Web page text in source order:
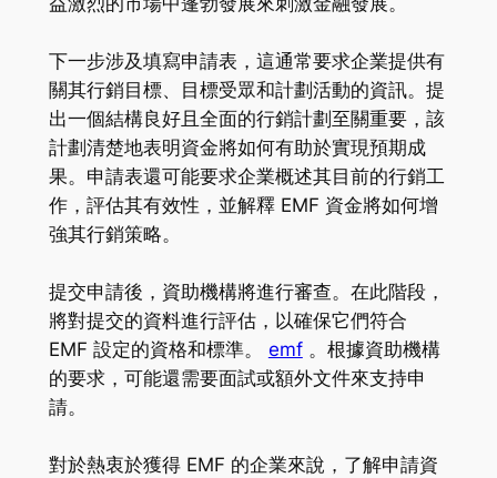
下一步涉及填寫申請表，這通常要求企業提供有
關其行銷目標、目標受眾和計劃活動的資訊。提
出一個結構良好且全面的行銷計劃至關重要，該
計劃清楚地表明資金將如何有助於實現預期成
果。申請表還可能要求企業概述其目前的行銷工
作，評估其有效性，並解釋 EMF 資金將如何增
強其行銷策略。
提交申請後，資助機構將進行審查。在此階段，
將對提交的資料進行評估，以確保它們符合
EMF 設定的資格和標準。 emf。根據資助機構
的要求，可能還需要面試或額外文件來支持申
請。
對於熱衷於獲得 EMF 的企業來說，了解申請資